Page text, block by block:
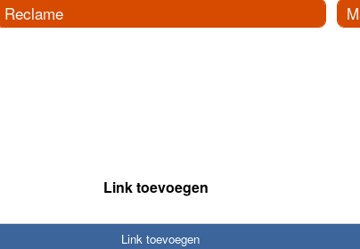
Reclame
Link toevoegen
Link toevoegen